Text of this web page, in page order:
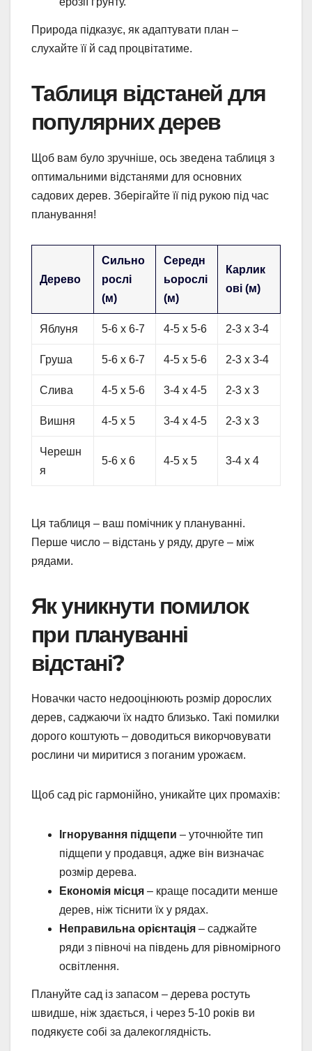
Природа підказує, як адаптувати план –
слухайте її й сад процвітатиме.
Таблиця відстаней для
популярних дерев
Щоб вам було зручніше, ось зведена таблиця з
оптимальними відстанями для основних
садових дерев. Зберігайте її під рукою під час
планування!
Дерево
Сильно
рослі
(м)
Середн
ьорослі
(м)
Карлик
ові (м)
Яблуня 5-6 х 6-7 4-5 х 5-6 2-3 х 3-4
Груша 5-6 х 6-7 4-5 х 5-6 2-3 х 3-4
Слива 4-5 х 5-6 3-4 х 4-5 2-3 х 3
Вишня 4-5 х 5 3-4 х 4-5 2-3 х 3
Черешн
я
5-6 х 6 4-5 х 5 3-4 х 4
Ця таблиця – ваш помічник у плануванні.
Перше число – відстань у ряду, друге – між
рядами.
Як уникнути помилок
при плануванні
відстані?
Новачки часто недооцінюють розмір дорослих
дерев, саджаючи їх надто близько. Такі помилки
дорого коштують – доводиться викорчовувати
рослини чи миритися з поганим урожаєм.
Щоб сад ріс гармонійно, уникайте цих промахів:
Ігнорування підщепи – уточнюйте тип
підщепи у продавця, адже він визначає
розмір дерева.
Економія місця – краще посадити менше
дерев, ніж тіснити їх у рядах.
Неправильна орієнтація – саджайте
ряди з півночі на південь для рівномірного
освітлення.
Плануйте сад із запасом – дерева ростуть
швидше, ніж здається, і через 5-10 років ви
подякуєте собі за далекоглядність.